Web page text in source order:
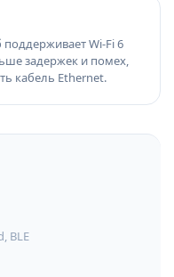
Wi-Fi 6
задержек и помех,
кабель Ethernet.
BLE